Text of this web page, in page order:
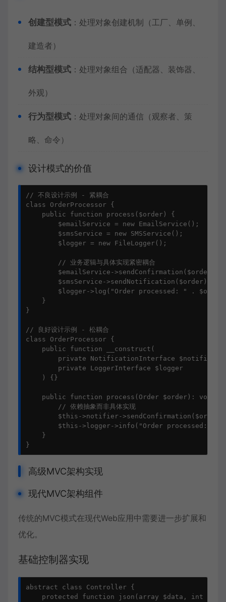
创建型模式 ：处理对象创建机制（工厂、单例、
建造者）
结构型模式 ：处理对象组合（适配器、装饰器、
外观）
行为型模式 ：处理对象间的通信（观察者、策
略、命令）
设计模式的价值
// 不良设计示例 - 紧耦合
class OrderProcessor {
    public function process($order) {
        $emailService = new EmailService();
        $smsService = new SMSService();
        $logger = new FileLogger();
        // 业务逻辑与具体实现紧密耦合
        $emailService->sendConfirmation($order);
        $smsService->sendNotification($order);
$logger->log("Order processed: " .
    }
}
// 良好设计示例 - 松耦合
class OrderProcessor {
    public function __construct(
        private NotificationInterface $notifier,
        private LoggerInterface $logger
    ) {}
    public function process(Order $order): void {
        // 依赖抽象而非具体实现
$this->notifier-
$this->logger->info("Order processed:
    }
}
高级MVC架构实现
现代MVC架构组件
传统的MVC模式在现代Web应用中需要进一步扩展和
优化。
基础控制器实现
abstract class Controller {
protected function json(array $data, int